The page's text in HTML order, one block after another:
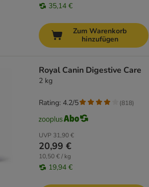
35,14 €
Zum Warenkorb
hinzufügen
Royal Canin Digestive Care
2 kg
UVP 31,90 €
20,99 €
10,50 € / kg
19,94 €
Rating: 4.2/5 (818)